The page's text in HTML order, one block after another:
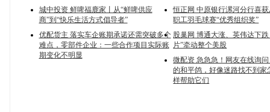
城中投资 鲜啤福鹿家丨从“鲜啤供应
商”到“快乐生活方式倡导者”
恒正网 中原银行漯河分行喜
职工羽毛球赛“优秀组织奖”
优配货主 落实车企账期承诺还需突破多个
难点，零部件企业：一些合作项目实际账
期变化不明显
股巢网 博通大涨、英伟达下
片”牵动整个美股
微配资 急急急！网友在线询
的和平鸽，好像迷路找不到家
样帮助它们